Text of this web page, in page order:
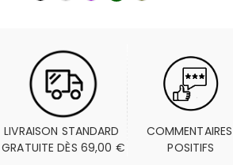
LIVRAISON STANDARD
GRATUITE DÈS 69,00 €
COMMENTAIRES
POSITIFS